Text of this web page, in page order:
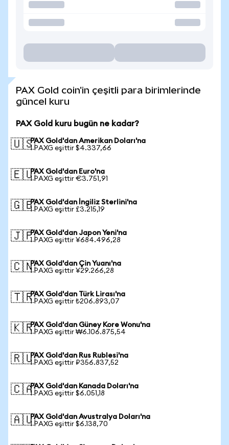
PAX Gold coin'in çeşitli para birimlerinde
güncel kuru
PAX Gold kuru bugün ne kadar?
🇺🇸PAX Gold'dan Amerikan Doları'na
1 PAXG eşittir $4.337,66
🇪🇺PAX Gold'dan Euro'na
1 PAXG eşittir €3.751,91
🇬🇧PAX Gold'dan İngiliz Sterlini'na
1 PAXG eşittir £3.215,19
🇯🇵PAX Gold'dan Japon Yeni'na
1 PAXG eşittir ¥684.496,28
🇨🇳PAX Gold'dan Çin Yuanı'na
1 PAXG eşittir ¥29.266,28
🇹🇷PAX Gold'dan Türk Lirası'na
1 PAXG eşittir ₺206.893,07
🇰🇷PAX Gold'dan Güney Kore Wonu'na
1 PAXG eşittir ₩6.106.875,54
🇷🇺PAX Gold'dan Rus Rublesi'na
1 PAXG eşittir ₽356.837,52
🇨🇦PAX Gold'dan Kanada Doları'na
1 PAXG eşittir $6.051,18
🇦🇺PAX Gold'dan Avustralya Doları'na
1 PAXG eşittir $6.138,70